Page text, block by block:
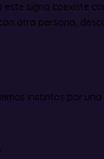
este signo coexiste
otra persona,
instintos por una